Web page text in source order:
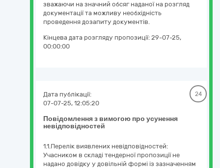
зважаючи на значний обсяг наданої на розгляд
документації та можливу необхідність
проведення дозапиту документів.
Кінцева дата розгляду пропозиції: 29-07-25,
00:00:00
Повідомлення з вимогою про усунення
невідповідностей
Дата публікації:
07-07-25, 12:05:20
24
1.1.Перелік виявлених невідповідностей:
Учасником в складі тендерної пропозиції не
надано довідку у довільній формі із зазначенням